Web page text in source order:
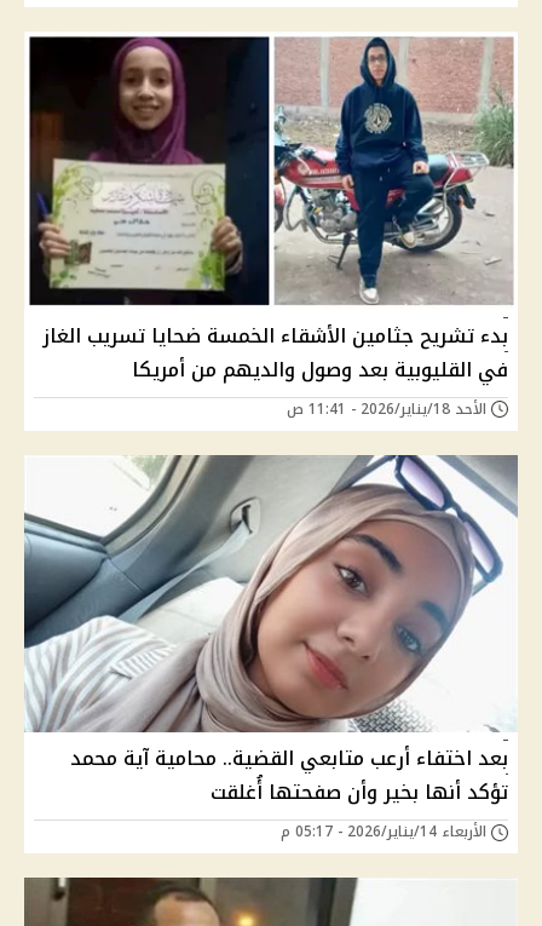
بدء تشريح جثامين الأشقاء الخمسة ضحايا تسريب الغاز
في القليوبية بعد وصول والديهم من أمريكا
الأحد 18/يناير/2026 - 11:41 ص
بعد اختفاء أرعب متابعي القضية.. محامية آية محمد
تؤكد أنها بخير وأن صفحتها أُغلقت
الأربعاء 14/يناير/2026 - 05:17 م